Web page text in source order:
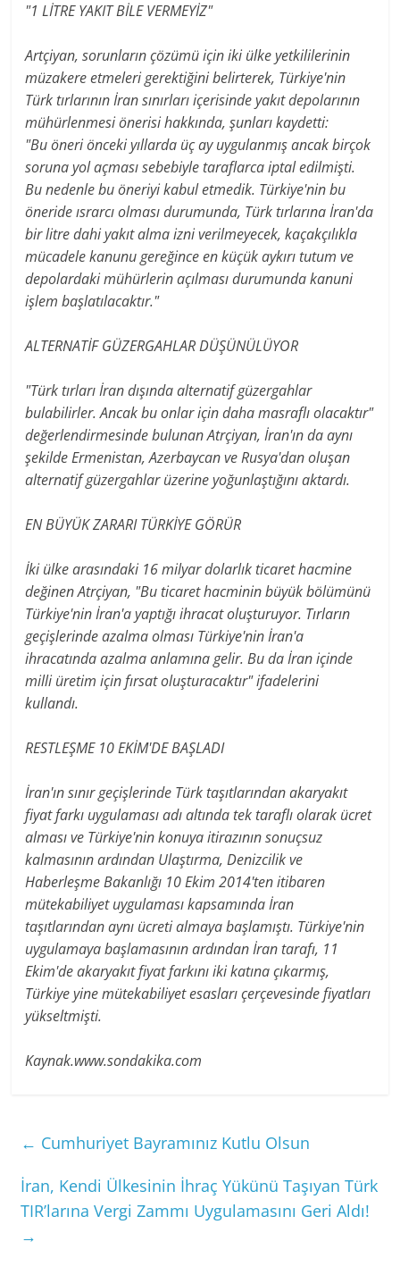
"1 LİTRE YAKIT BİLE VERMEYİZ"
Artçiyan, sorunların çözümü için iki ülke yetkililerinin
müzakere etmeleri gerektiğini belirterek, Türkiye'nin
Türk tırlarının İran sınırları içerisinde yakıt depolarının
mühürlenmesi önerisi hakkında, şunları kaydetti:
"Bu öneri önceki yıllarda üç ay uygulanmış ancak birçok
soruna yol açması sebebiyle taraflarca iptal edilmişti.
Bu nedenle bu öneriyi kabul etmedik. Türkiye'nin bu
öneride ısrarcı olması durumunda, Türk tırlarına İran'da
bir litre dahi yakıt alma izni verilmeyecek, kaçakçılıkla
mücadele kanunu gereğince en küçük aykırı tutum ve
depolardaki mühürlerin açılması durumunda kanuni
işlem başlatılacaktır."
ALTERNATİF GÜZERGAHLAR DÜŞÜNÜLÜYOR
"Türk tırları İran dışında alternatif güzergahlar
bulabilirler. Ancak bu onlar için daha masraflı olacaktır"
değerlendirmesinde bulunan Atrçiyan, İran'ın da aynı
şekilde Ermenistan, Azerbaycan ve Rusya'dan oluşan
alternatif güzergahlar üzerine yoğunlaştığını aktardı.
EN BÜYÜK ZARARI TÜRKİYE GÖRÜR
İki ülke arasındaki 16 milyar dolarlık ticaret hacmine
değinen Atrçiyan, "Bu ticaret hacminin büyük bölümünü
Türkiye'nin İran'a yaptığı ihracat oluşturuyor. Tırların
geçişlerinde azalma olması Türkiye'nin İran'a
ihracatında azalma anlamına gelir. Bu da İran içinde
milli üretim için fırsat oluşturacaktır" ifadelerini
kullandı.
RESTLEŞME 10 EKİM'DE BAŞLADI
İran'ın sınır geçişlerinde Türk taşıtlarından akaryakıt
fiyat farkı uygulaması adı altında tek taraflı olarak ücret
alması ve Türkiye'nin konuya itirazının sonuçsuz
kalmasının ardından Ulaştırma, Denizcilik ve
Haberleşme Bakanlığı 10 Ekim 2014'ten itibaren
mütekabiliyet uygulaması kapsamında İran
taşıtlarından aynı ücreti almaya başlamıştı. Türkiye'nin
uygulamaya başlamasının ardından İran tarafı, 11
Ekim'de akaryakıt fiyat farkını iki katına çıkarmış,
Türkiye yine mütekabiliyet esasları çerçevesinde fiyatları
yükseltmişti.
Kaynak.www.sondakika.com
← Cumhuriyet Bayramınız Kutlu Olsun
İran, Kendi Ülkesinin İhraç Yükünü Taşıyan Türk
TIR’larına Vergi Zammı Uygulamasını Geri Aldı!
→